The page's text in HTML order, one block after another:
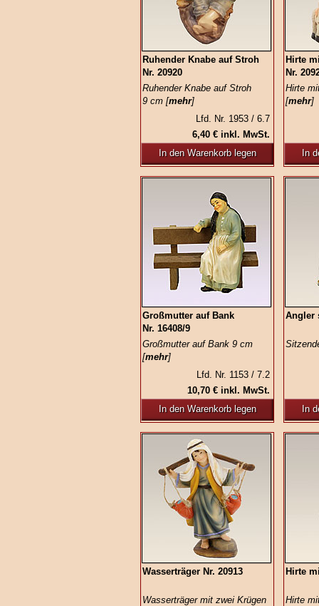
Ruhender Knabe auf Stroh
Nr. 20920
Ruhender Knabe auf Stroh
9 cm [mehr]
Lfd. Nr. 1953 / 6.7
6,40 € inkl. MwSt.
In den Warenkorb legen
Hirte
Nr.
Hirte
[mehr]
In
Großmutter auf Bank
Nr. 16408/9
Großmutter auf Bank 9 cm
[mehr]
Lfd. Nr. 1153 / 7.2
10,70 € inkl. MwSt.
In den Warenkorb legen
Angler
In
Wasserträger Nr. 20913
Wasserträger mit zwei Krügen
Hirte
Hirte